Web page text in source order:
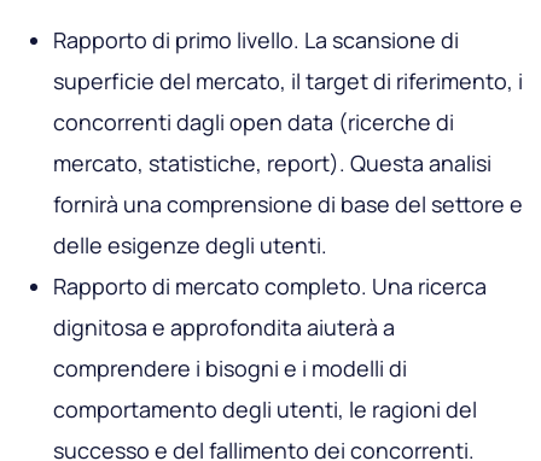
Rapporto di primo livello. La scansione di
superficie del mercato, il target di riferimento, i
concorrenti dagli open data (ricerche di
mercato, statistiche, report). Questa analisi
fornirà una comprensione di base del settore e
delle esigenze degli utenti.
Rapporto di mercato completo. Una ricerca
dignitosa e approfondita aiuterà a
comprendere i bisogni e i modelli di
comportamento degli utenti, le ragioni del
successo e del fallimento dei concorrenti.